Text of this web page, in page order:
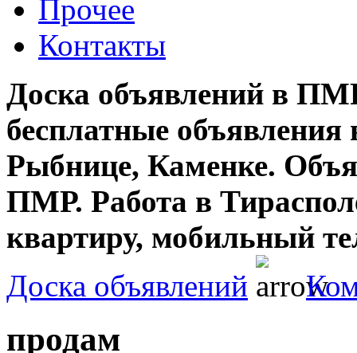
Прочее
Контакты
Доска объявлений в
бесплатные объявления
Рыбнице, Каменке.
ПМР. Работа в
квартиру, мобильный
Доска объявлений
продам